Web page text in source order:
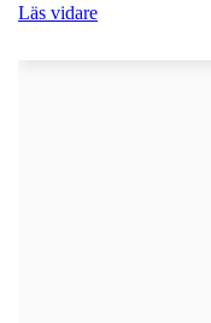
Läs vidare